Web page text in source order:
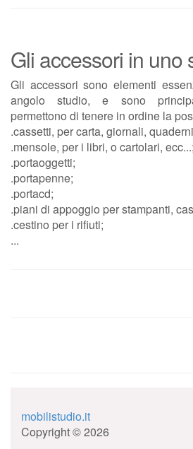
Gli accessori in uno
Gli accessori sono elementi
angolo studio, e sono
permettono di tenere in ordine la
.cassetti, per carta, giornali,
.mensole, per i libri, o cartolari, ecc...;
.portaoggetti;
.portapenne;
.portacd;
.piani di appoggio per stampanti,
.cestino per i rifiuti;
...
mobilistudio.it
Copyright © 2026